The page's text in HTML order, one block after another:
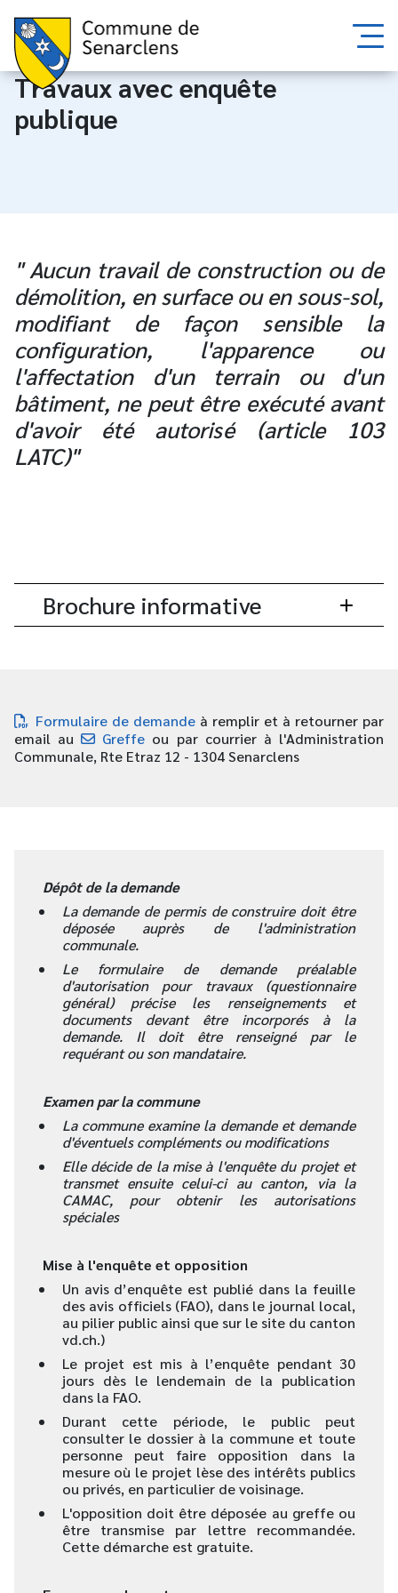
Travaux avec enquête
publique
" Aucun travail de construction ou de
démolition, en surface ou en sous-sol,
modifiant de façon sensible la
configuration, l'apparence ou
l'affectation d'un terrain ou d'un
bâtiment, ne peut être exécuté avant
d'avoir été autorisé (article 103
LATC)"
Brochure informative
Formulaire de demande à remplir et à retourner par
email au
Greffe ou par courrier à l'Administration
Communale, Rte Etraz 12 - 1304 Senarclens
Dépôt de la demande
La demande de permis de construire doit être
déposée auprès de l'administration
communale.
Le formulaire de demande préalable
d'autorisation pour travaux (questionnaire
général) précise les renseignements et
documents devant être incorporés à la
demande. Il doit être renseigné par le
requérant ou son mandataire.
Examen par la commune
La commune examine la demande et demande
d'éventuels compléments ou modifications
Elle décide de la mise à l'enquête du projet et
transmet ensuite celui-ci au canton, via la
CAMAC, pour obtenir les autorisations
spéciales
Mise à l'enquête et opposition
Un avis d’enquête est publié dans la feuille
des avis officiels (FAO), dans le journal local,
au pilier public ainsi que sur le site du canton
vd.ch.)
Le projet est mis à l’enquête pendant 30
jours dès le lendemain de la publication
dans la FAO.
Durant cette période, le public peut
consulter le dossier à la commune et toute
personne peut faire opposition dans la
mesure où le projet lèse des intérêts publics
ou privés, en particulier de voisinage.
L'opposition doit être déposée au greffe ou
être transmise par lettre recommandée.
Cette démarche est gratuite.